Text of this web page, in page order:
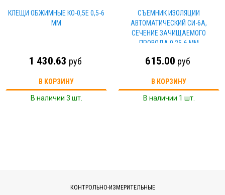
КЛЕЩИ ОБЖИМНЫЕ КО-0,5Е 0,5-6
ММ
1 430.63 руб
В КОРЗИНУ
В наличии 3 шт.
СЪЕМНИК ИЗОЛЯЦИИ
АВТОМАТИЧЕСКИЙ СИ-6А,
СЕЧЕНИЕ ЗАЧИЩАЕМОГО
ПРОВОДА 0,25-6 ММ
615.00 руб
В КОРЗИНУ
В наличии 1 шт.
КОНТРОЛЬНО-ИЗМЕРИТЕЛЬНЫЕ